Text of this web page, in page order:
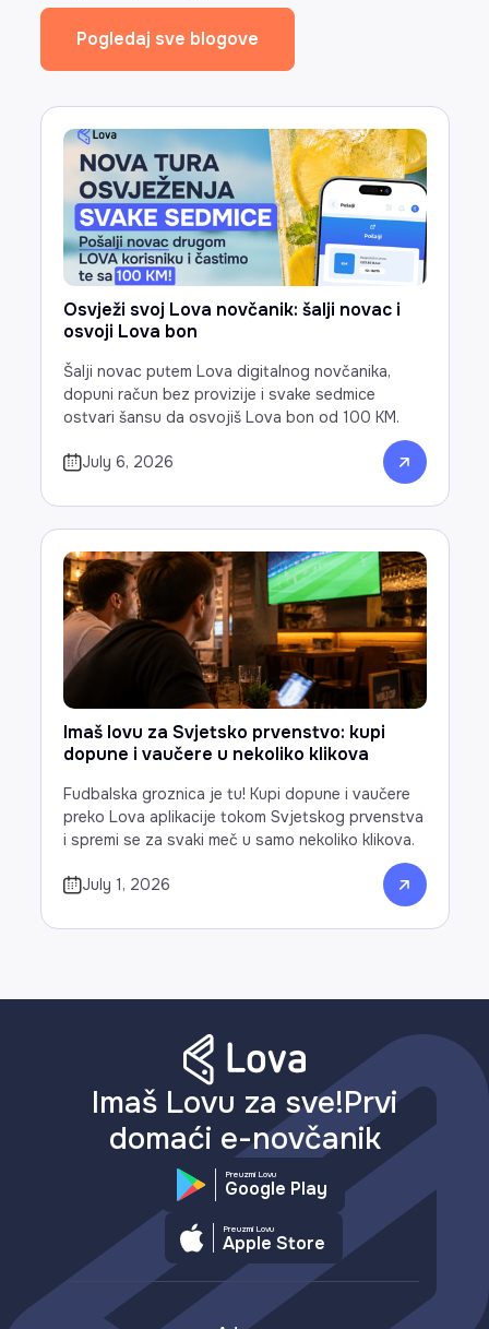
Pogledaj sve blogove
Osvježi svoj Lova novčanik: šalji novac i
osvoji Lova bon
Šalji novac putem Lova digitalnog novčanika,
dopuni račun bez provizije i svake sedmice
ostvari šansu da osvojiš Lova bon od 100 KM.
July 6, 2026
Imaš lovu za Svjetsko prvenstvo: kupi
dopune i vaučere u nekoliko klikova
Fudbalska groznica je tu! Kupi dopune i vaučere
preko Lova aplikacije tokom Svjetskog prvenstva
i spremi se za svaki meč u samo nekoliko klikova.
July 1, 2026
Imaš Lovu za sve!Prvi
domaći e-novčanik
Preuzmi Lovu
Google Play
Preuzmi Lovu
Apple Store